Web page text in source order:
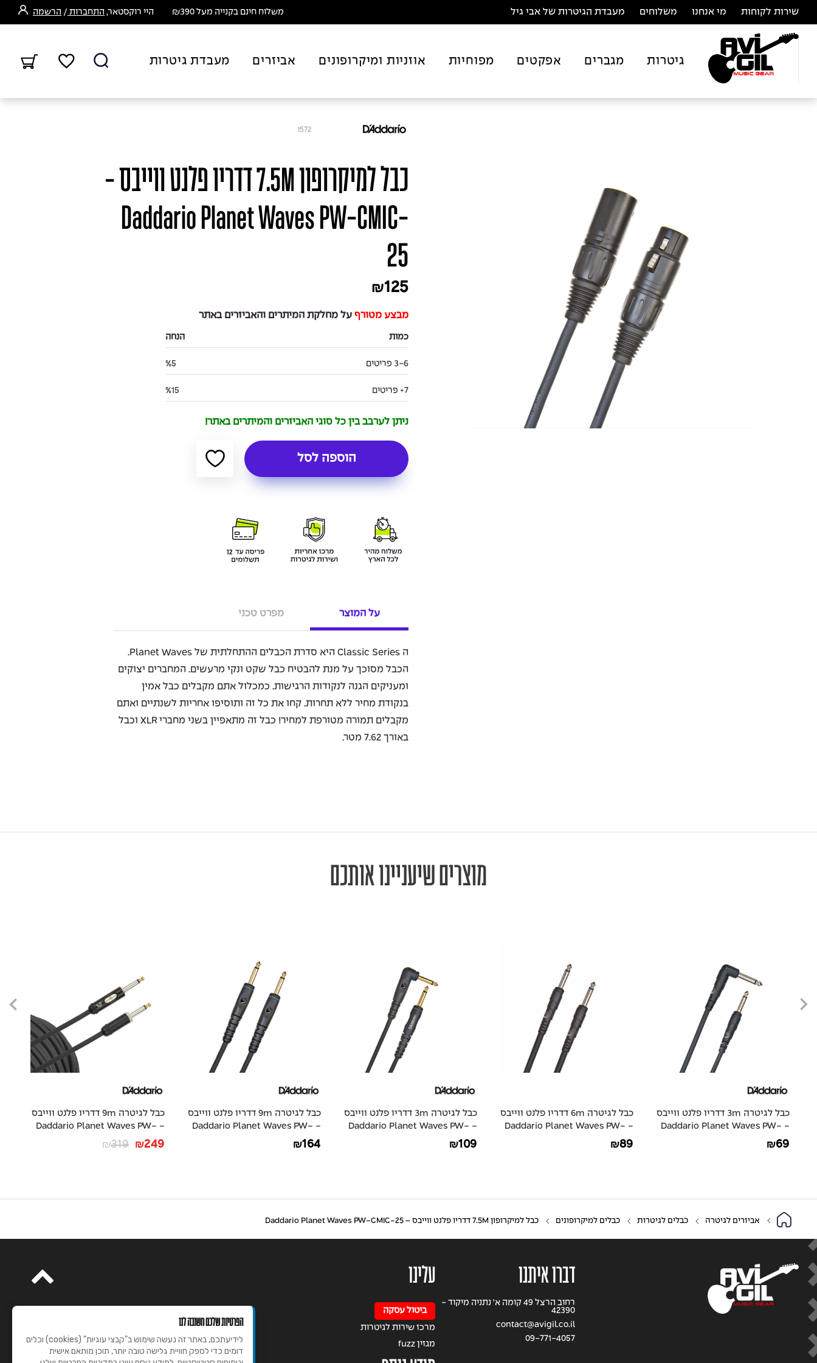
שירות לקוחות מי אנחנו משלוחים מעבדת הגיטרות של אבי גיל משלוח חינם בקנייה מעל ₪390 היי רוקסטאר, התחברות / הרשמה
גיטרות מגברים אפקטים מפוחיות אוזניות ומיקרופונים אביזרים מעבדת גיטרות
1572
כבל למיקרופון 7.5M דדריו פלנט ווייבס -
Daddario Planet Waves PW-CMIC-
25
₪125
מבצע מטורף על מחלקת המיתרים והאביזרים באתר
כמות הנחה
3-6 פריטים %5
7+ פריטים %15
ניתן לערבב בין כל סוגי האביזרים והמיתרים באתר!
הוספה לסל
על המוצר מפרט טכני
ה Classic Series היא סדרת הכבלים ההתחלתית של Planet Waves.
הכבל מסוכך על מנת להבטיח כבל שקט ונקי מרעשים. המחברים יצוקים
ומעניקים הגנה לנקודות הרגישות. כמכלול אתם מקבלים כבל אמין
בנקודת מחיר ללא תחרות. קחו את כל זה ותוסיפו אחריות לשנתיים ואתם
מקבלים תמורה מטורפת למחיר! כבל זה מתאפיין בשני מחברי XLR וכבל
באורך 7.62 מטר.
מוצרים שיעניינו אותכם
כבל לגיטרה 3m דדריו פלנט ווייבס
- Daddario Planet Waves PW-
CGTRA-10
₪69
כבל לגיטרה 6m דדריו פלנט ווייבס
- Daddario Planet Waves PW-
CGT-20
₪89
כבל לגיטרה 3m דדריו פלנט ווייבס
- Daddario Planet Waves PW-
GRA-10
₪109
כבל לגיטרה 9m דדריו פלנט ווייבס
- Daddario Planet Waves PW-
G-30
₪164
כבל לגיטרה 9m דדריו פלנט ווייבס
- Daddario Planet Waves PW-
AMSK-30
₪319 ₪249
אביזרים לגיטרה כבלים לגיטרות כבלים למיקרופונים כבל למיקרופון 7.5M דדריו פלנט ווייבס – Daddario Planet Waves PW-CMIC-25
דברו איתנו
רחוב הרצל 49 קומה א' נתניה מיקוד -
42390
contact@avigil.co.il
09-771-4057
עלינו
ביטול עסקה
מרכז שירות לגיטרות
מגזין fuzz
הפרטיות שלכם חשובה לנו
לידיעתכם, באתר זה נעשה שימוש ב"קבצי עוגיות" (cookies) וכלים
דומים כדי לספק חוויית גלישה טובה יותר, תוכן מותאם אישית